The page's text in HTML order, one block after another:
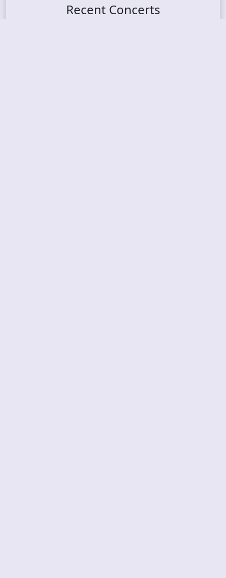
Recent Concerts